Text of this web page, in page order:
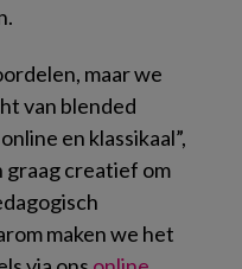
maar we
van blended
en klassikaal”,
graag creatief om
maken we het